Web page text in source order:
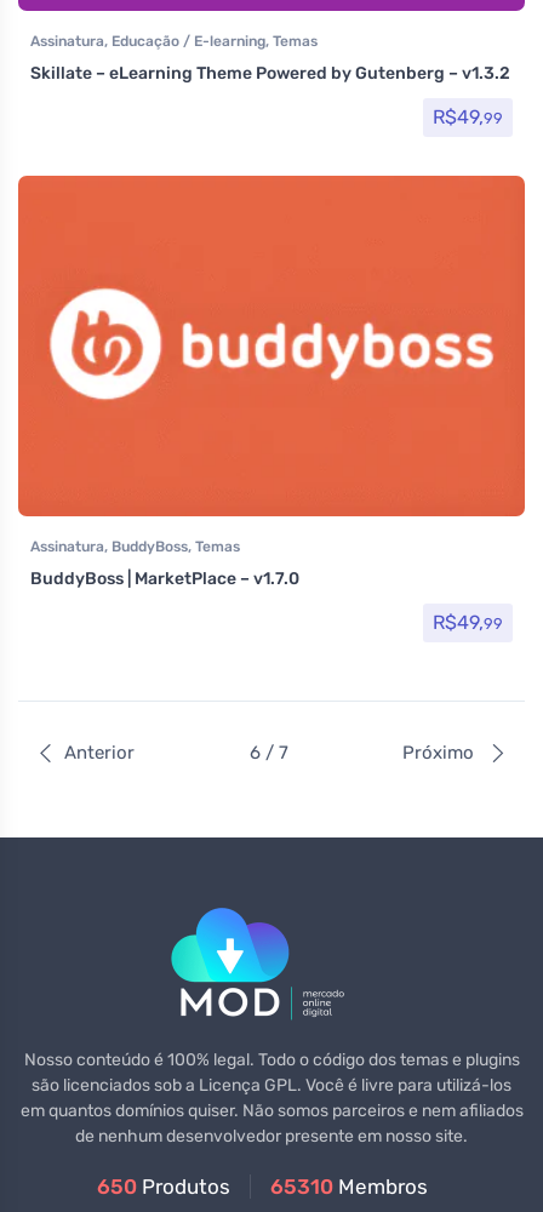
Assinatura, Educação / E-learning, Temas
Skillate – eLearning Theme Powered by Gutenberg – v1.3.2
R$49,99
Assinatura, BuddyBoss, Temas
BuddyBoss | MarketPlace – v1.7.0
R$49,99
Anterior 6 / 7 Próximo
Nosso conteúdo é 100% legal. Todo o código dos temas e plugins
são licenciados sob a Licença GPL. Você é livre para utilizá-los
em quantos domínios quiser. Não somos parceiros e nem afiliados
de nenhum desenvolvedor presente em nosso site.
650 Produtos 65310 Membros